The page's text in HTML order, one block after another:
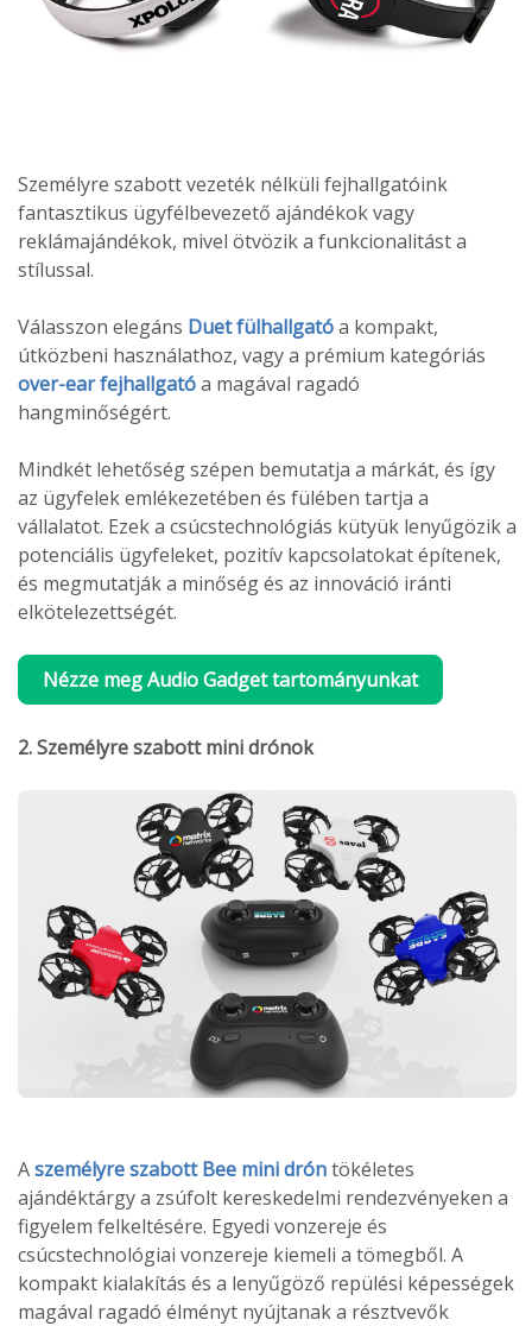
Személyre szabott vezeték nélküli fejhallgatóink
fantasztikus ügyfélbevezető ajándékok vagy
reklámajándékok, mivel ötvözik a funkcionalitást a
stílussal.
Válasszon elegáns Duet fülhallgatóa kompakt,
útközbeni használathoz, vagy a prémium kategóriás
over-ear fejhallgatóa magával ragadó
hangminőségért.
Mindkét lehetőség szépen bemutatja a márkát, és így
az ügyfelek emlékezetében és fülében tartja a
vállalatot. Ezek a csúcstechnológiás kütyük lenyűgözik a
potenciális ügyfeleket, pozitív kapcsolatokat építenek,
és megmutatják a minőség és az innováció iránti
elkötelezettségét.
Nézze meg Audio Gadget tartományunkat
2. Személyre szabott mini drónok
Aszemélyre szabott Bee mini dróntökéletes
ajándéktárgy a zsúfolt kereskedelmi rendezvényeken a
figyelem felkeltésére. Egyedi vonzereje és
csúcstechnológiai vonzereje kiemeli a tömegből. A
kompakt kialakítás és a lenyűgöző repülési képességek
magával ragadó élményt nyújtanak a résztvevők